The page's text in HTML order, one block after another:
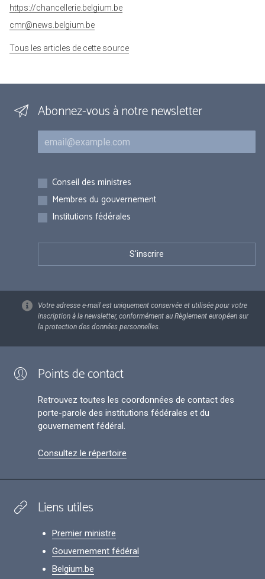
https://chancellerie.belgium.be
cmr@news.belgium.be
Tous les articles de cette source
Abonnez-vous à notre newsletter
Courriel
Inscriptions
Conseil des ministres
Membres du gouvernement
Institutions fédérales
Votre adresse e-mail est uniquement conservée et utilisée pour votre
inscription à la newsletter, conformément au Règlement européen sur
la protection des données personnelles.
Points de contact
Retrouvez toutes les coordonnées de contact des
porte-parole des institutions fédérales et du
gouvernement fédéral.
Consultez le répertoire
Liens utiles
Premier ministre
Gouvernement fédéral
Belgium.be